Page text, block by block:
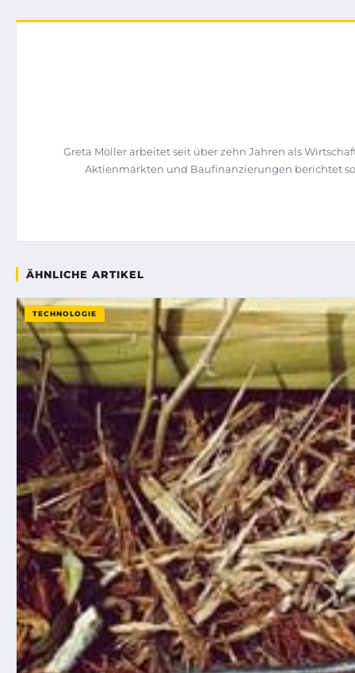
Greta Möller arbeitet seit über zehn Jahren als
Aktienmärkten und Baufinanzierungen berichtet
ÄHNLICHE ARTIKEL
TECHNOLOGIE